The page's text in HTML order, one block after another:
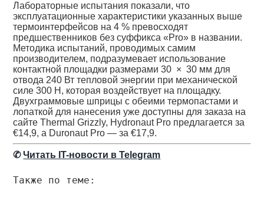
Лабораторные испытания показали, что
эксплуатационные характеристики указанных выше
термоинтерфейсов на 4 % превосходят
предшественников без суффикса «Pro» в названии.
Методика испытаний, проводимых самим
производителем, подразумевает использование
контактной площадки размерами 30 × 30 мм для
отвода 240 Вт тепловой энергии при механической
силе 300 Н, которая воздействует на площадку.
Двухграммовые шприцы с обеими термопастами и
лопаткой для нанесения уже доступны для заказа на
сайте Thermal Grizzly, Hydronaut Pro предлагается за
€14,9, а Duronaut Pro — за €17,9.
✆Читать IT-новости в Telegram
Также по теме: